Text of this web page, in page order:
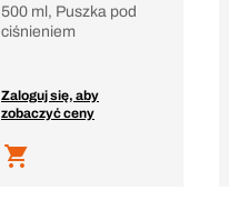
500 ml, Puszka pod
ciśnieniem
Zaloguj się, aby
zobaczyć ceny